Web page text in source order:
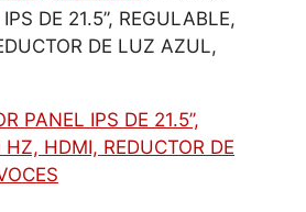
DE 21.5’’, REGULABLE,
DE LUZ AZUL,